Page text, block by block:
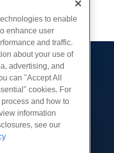
to enable
enhance user
and traffic.
about your use of
advertising, and
can "Accept All
cookies. For
and how to
information
see our